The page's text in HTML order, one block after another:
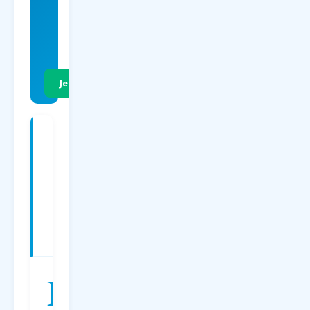
Jetzt Preise vergleichen
D